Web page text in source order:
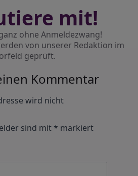
mit!
ohne Anmeldezwang!
von unserer Redaktion im
geprüft.
Kommentar
wird nicht
sind mit* markiert